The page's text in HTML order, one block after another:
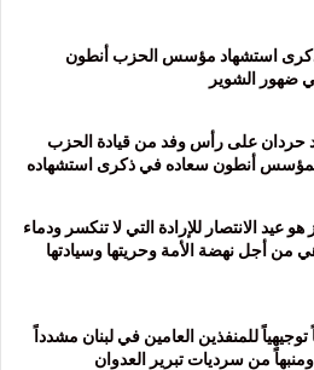
ذكرى استشهاد مؤسس الحزب أنطون
ضهور الشوير
حردان على رأس وفد من قيادة الحزب
أنطون سعاده في ذكرى استشهاده
عيد الفداء في 8 تموز هو عيد الانتصار للإرادة التي لا تنكسر ودماء
أجل نهضة الأمة وحريتها وسيادتها
للمنفذين العامين في لبنان مشدداً
من سرديات تبرير العدوان